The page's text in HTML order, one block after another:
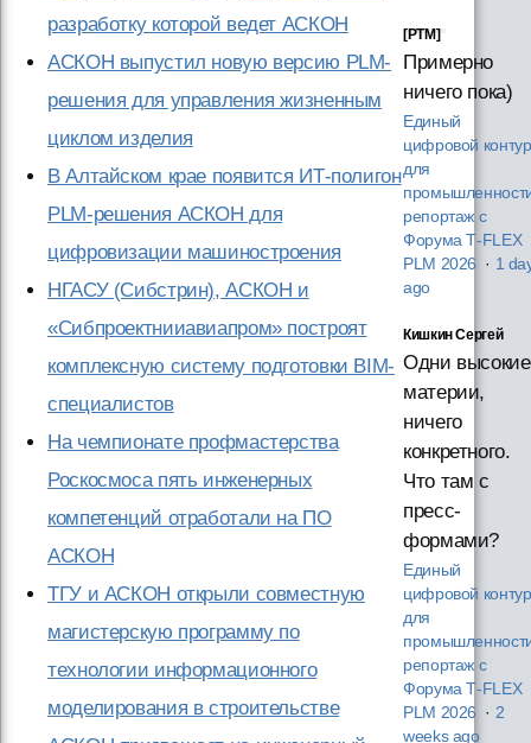
разработку которой ведет АСКОН
АСКОН выпустил новую версию PLM-
решения для управления жизненным
циклом изделия
В Алтайском крае появится ИТ-полигон
PLM-решения АСКОН для
цифровизации машиностроения
НГАСУ (Сибстрин), АСКОН и
«Сибпроектнииавиапром» построят
комплексную систему подготовки BIM-
специалистов
На чемпионате профмастерства
Роскосмоса пять инженерных
компетенций отработали на ПО
АСКОН
ТГУ и АСКОН открыли совместную
магистерскую программу по
технологии информационного
моделирования в строительстве
[PTM]
Примерно
ничего пока)
Единый
цифровой контур
для
репортаж с
Форума T‑FLEX
PLM 2026 · 1
ago
Кишкин Сергей
Одни высокие
материи,
ничего
конкретного.
Что там с
пресс-
формами?
Единый
цифровой контур
для
репортаж с
Форума T‑FLEX
PLM 2026 · 2
weeks ago